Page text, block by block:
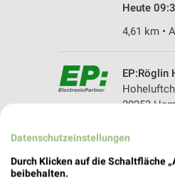
Heute
4,61 km •
EP:Röglin
20253
Datenschutzeinstellungen
Durch Klicken auf die Schaltfläche
beibehalten.